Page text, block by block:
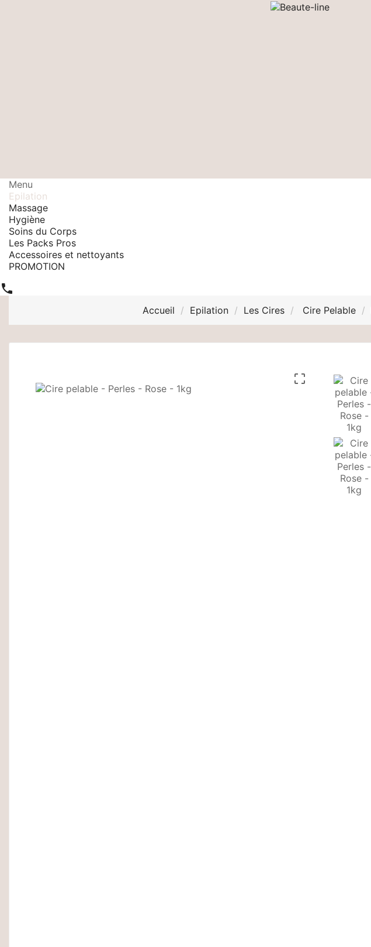
Menu
Epilation
Massage
Hygiène
Soins du Corps
Les Packs Pros
Accessoires et nettoyants
PROMOTION

Accueil Epilation Les Cires Cire Pelable
